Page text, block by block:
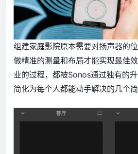
组建家庭影院原本需要对扬声器的
做精准的测量和布局才能实现最佳
业的过程，都被Sonos通过独有的
简化为每个人都能动手解决的几个简